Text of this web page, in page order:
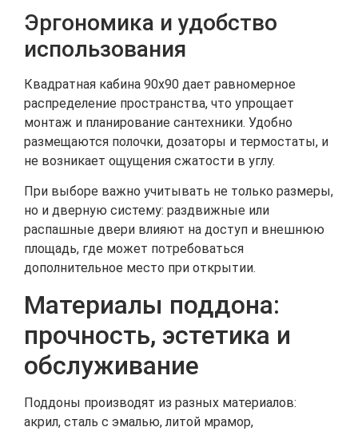
Эргономика и удобство
использования
Квадратная кабина 90х90 дает равномерное
распределение пространства, что упрощает
монтаж и планирование сантехники. Удобно
размещаются полочки, дозаторы и термостаты, и
не возникает ощущения сжатости в углу.
При выборе важно учитывать не только размеры,
но и дверную систему: раздвижные или
распашные двери влияют на доступ и внешнюю
площадь, где может потребоваться
дополнительное место при открытии.
Материалы поддона:
прочность, эстетика и
обслуживание
Поддоны производят из разных материалов:
акрил, сталь с эмалью, литой мрамор,